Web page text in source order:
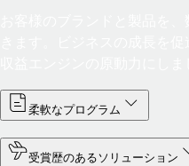
柔軟なプログラム
受賞歴のあるソリューション